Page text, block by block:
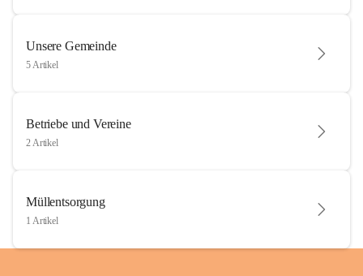
Unsere Gemeinde
5 Artikel
Betriebe und Vereine
2 Artikel
Müllentsorgung
1 Artikel